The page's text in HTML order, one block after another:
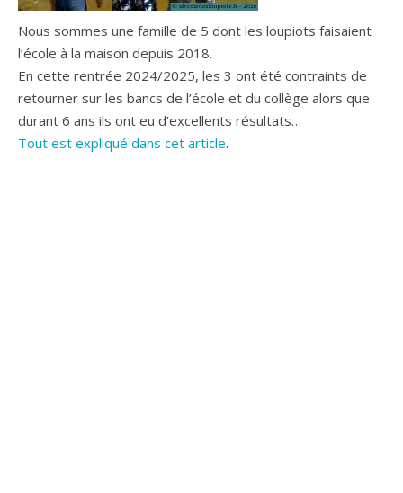
Nous sommes une famille de 5 dont les loupiots faisaient
l’école à la maison depuis 2018.
En cette rentrée 2024/2025, les 3 ont été contraints de
retourner sur les bancs de l’école et du collège alors que
durant 6 ans ils ont eu d’excellents résultats…
Tout est expliqué dans cet article.